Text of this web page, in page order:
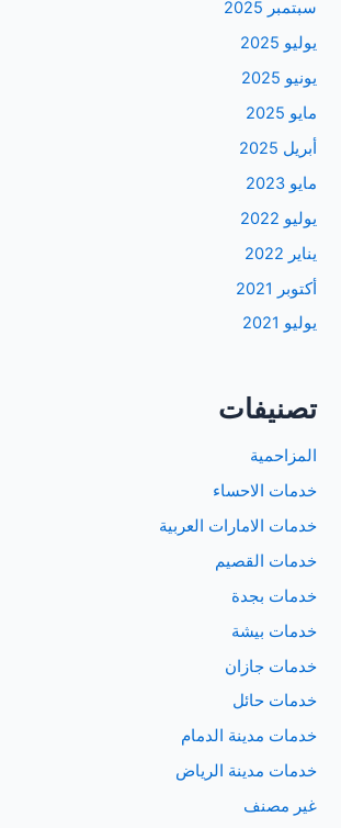
سبتمبر 2025
يوليو 2025
يونيو 2025
مايو 2025
أبريل 2025
مايو 2023
يوليو 2022
يناير 2022
أكتوبر 2021
يوليو 2021
تصنيفات
المزاحمية
خدمات الاحساء
خدمات الامارات العربية
خدمات القصيم
خدمات بجدة
خدمات بيشة
خدمات جازان
خدمات حائل
خدمات مدينة الدمام
خدمات مدينة الرياض
غير مصنف